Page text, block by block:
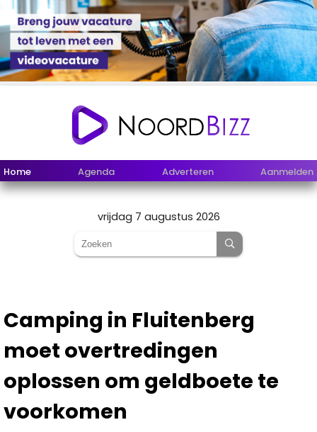
Home Agenda Adverteren Aanmelden
vrijdag 7 augustus 2026
Camping in Fluitenberg
moet overtredingen
oplossen om geldboete te
voorkomen